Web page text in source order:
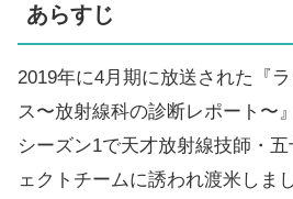
あらすじ
2019年に4月期に放送された『
ス〜放射線科の診断レポート〜
シーズン1で天才放射線技師・
ェクトチームに誘われ渡米しまし